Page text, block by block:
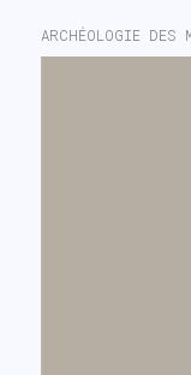
ARCHÉOLOGIE DES